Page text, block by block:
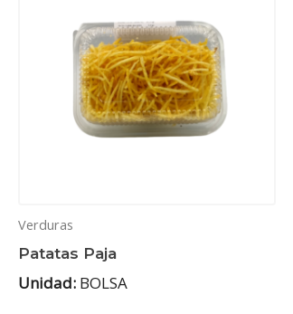
Verduras
Patatas Paja
Unidad: BOLSA